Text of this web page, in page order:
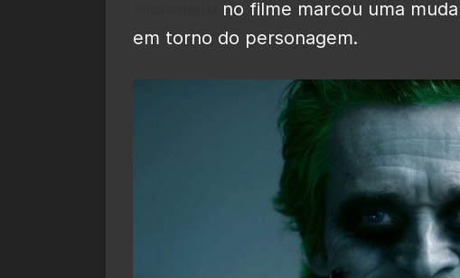
no filme marcou uma
em torno do personagem.